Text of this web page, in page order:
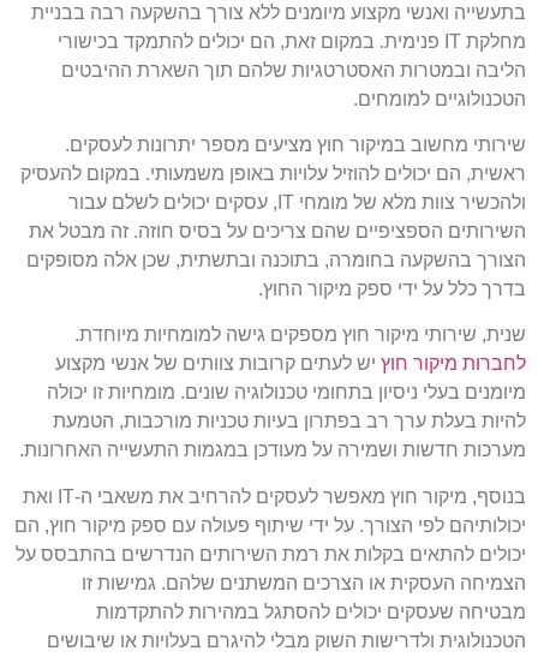
בתעשייה ואנשי מקצוע מיומנים ללא צורך בהשקעה רבה בבניית
מחלקת IT פנימית. במקום זאת, הם יכולים להתמקד בכישורי
הליבה ובמטרות האסטרטגיות שלהם תוך השארת ההיבטים
הטכנולוגיים למומחים.
שירותי מחשוב במיקור חוץ מציעים מספר יתרונות לעסקים.
ראשית, הם יכולים להוזיל עלויות באופן משמעותי. במקום להעסיק
ולהכשיר צוות מלא של מומחי IT, עסקים יכולים לשלם עבור
השירותים הספציפיים שהם צריכים על בסיס חוזה. זה מבטל את
הצורך בהשקעה בחומרה, בתוכנה ובתשתית, שכן אלה מסופקים
בדרך כלל על ידי ספק מיקור החוץ.
שנית, שירותי מיקור חוץ מספקים גישה למומחיות מיוחדת.
לחברות מיקור חוץ יש לעתים קרובות צוותים של אנשי מקצוע
מיומנים בעלי ניסיון בתחומי טכנולוגיה שונים. מומחיות זו יכולה
להיות בעלת ערך רב בפתרון בעיות טכניות מורכבות, הטמעת
מערכות חדשות ושמירה על מעודכן במגמות התעשייה האחרונות.
בנוסף, מיקור חוץ מאפשר לעסקים להרחיב את משאבי ה-IT ואת
יכולותיהם לפי הצורך. על ידי שיתוף פעולה עם ספק מיקור חוץ, הם
יכולים להתאים בקלות את רמת השירותים הנדרשים בהתבסס על
הצמיחה העסקית או הצרכים המשתנים שלהם. גמישות זו
מבטיחה שעסקים יכולים להסתגל במהירות להתקדמות
הטכנולוגית ולדרישות השוק מבלי להיגרם בעלויות או שיבושים